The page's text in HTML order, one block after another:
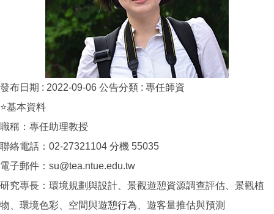
發布日期 : 2022-09-06 公告分類 : 專任師資
⭐基本資料
職稱：專任助理教授
聯絡電話：02-27321104 分機 55035
電子郵件：su@tea.ntue.edu.tw
研究專長：環境規劃與設計、景觀遊憩資源調查評估、景觀植
物、環境色彩、空間與遊憩行為、遊客量推估與預測